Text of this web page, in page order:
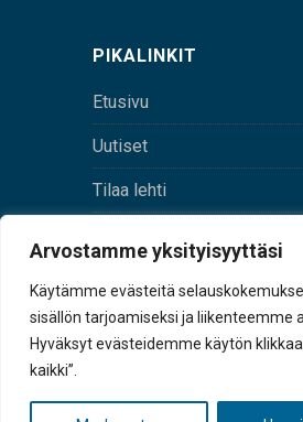
Arvostamme yksityisyyttäsi
Käytämme evästeitä
sisällön tarjoamiseksi ja liikenteemme
Hyväksyt evästeidemme käytön
kaikki”.
PIKALINKIT
Etusivu
Uutiset
Tilaa lehti
tunnus 0167229-8